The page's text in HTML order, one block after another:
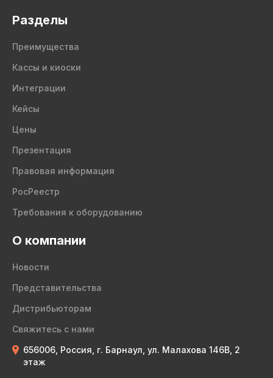
Разделы
Преимущества
Кассы и киоски
Интеграции
Кейсы
Цены
Презентация
Правовая информация
РосРеестр
Требования к оборудованию
О компании
Новости
Представительства
Дистрибьюторам
Свяжитесь с нами
656006, Россия, г. Барнаул, ул. Малахова 146В, 2
этаж